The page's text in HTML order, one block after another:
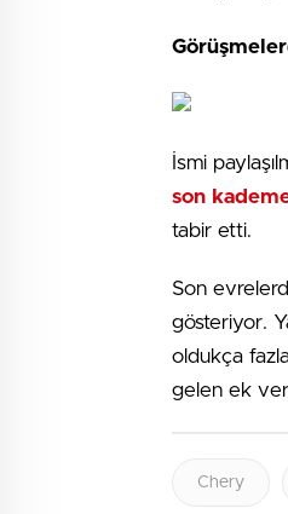
İsmi
son
tabir etti.
Son
gösteriyor.
oldukça
gelen ek
Chery